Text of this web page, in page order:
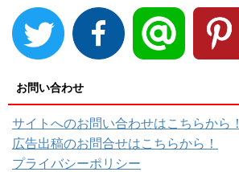
お問い合わせ
サイトへのお問い合わせはこちらから！
広告出稿のお問合せはこちらから！
プライバシーポリシー